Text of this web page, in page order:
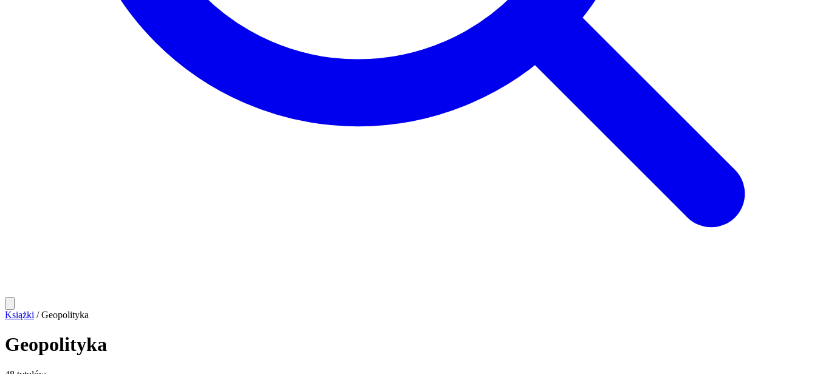
Książki / Geopolityka
Geopolityka